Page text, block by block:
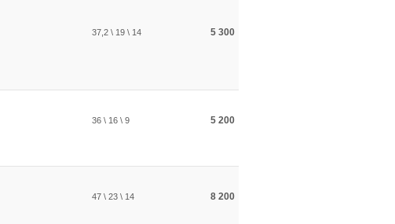
37,2 \ 19 \ 14 5 300
36 \ 16 \ 9 5 200
47 \ 23 \ 14 8 200